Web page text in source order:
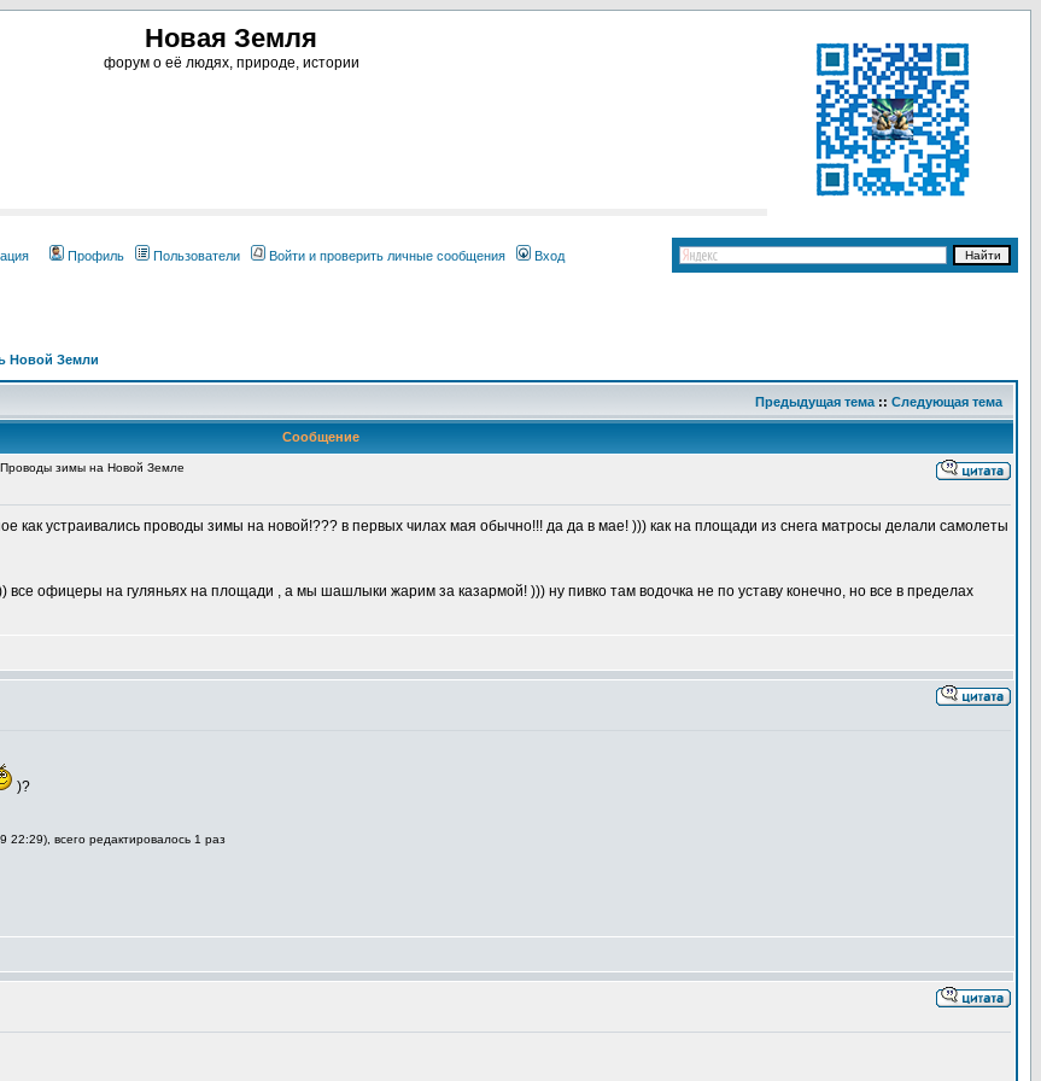
Новая Земля
форум о её людях, природе, истории
Профиль Пользователи Войти и проверить личные сообщения Вход
Новой Земли
Предыдущая тема :: Следующая тема
Сообщение
зимы на Новой Земле
как устраивались проводы зимы на новой!??? в первых чилах мая обычно!!! да да в мае! ))) как на площади из снега матросы делали самолеты
офицеры на гуляньях на площади , а мы шашлыки жарим за казармой! ))) ну пивко там водочка не по уставу конечно, но все в пределах
)?
всего редактировалось 1 раз